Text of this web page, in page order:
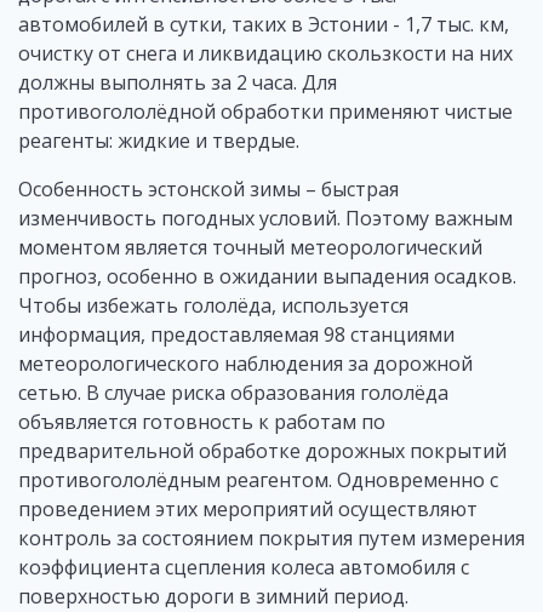
автомобилей в сутки, таких в Эстонии - 1,7 тыс. км,
очистку от снега и ликвидацию скользкости на них
должны выполнять за 2 часа. Для
противогололёдной обработки применяют чистые
реагенты: жидкие и твердые.
Особенность эстонской зимы – быстрая
изменчивость погодных условий. Поэтому важным
моментом является точный метеорологический
прогноз, особенно в ожидании выпадения осадков.
Чтобы избежать гололёда, используется
информация, предоставляемая 98 станциями
метеорологического наблюдения за дорожной
сетью. В случае риска образования гололёда
объявляется готовность к работам по
предварительной обработке дорожных покрытий
противогололёдным реагентом. Одновременно с
проведением этих мероприятий осуществляют
контроль за состоянием покрытия путем измерения
коэффициента сцепления колеса автомобиля с
поверхностью дороги в зимний период.